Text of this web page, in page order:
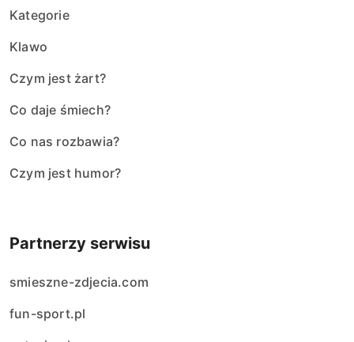
Kategorie
Klawo
Czym jest żart?
Co daje śmiech?
Co nas rozbawia?
Czym jest humor?
Partnerzy serwisu
smieszne-zdjecia.com
fun-sport.pl